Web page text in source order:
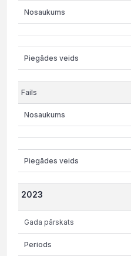
2023
Gada pārskats